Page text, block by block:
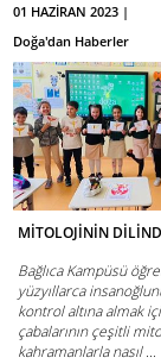
01 HAZİRAN 2023 |
Doğa'dan Haberler
MİTOLOJİNİN
Bağlıca Kampüsü
yüzyıllarca
kontrol altına almak
çabalarının çeşitli
kahramanlarla nasıl ...